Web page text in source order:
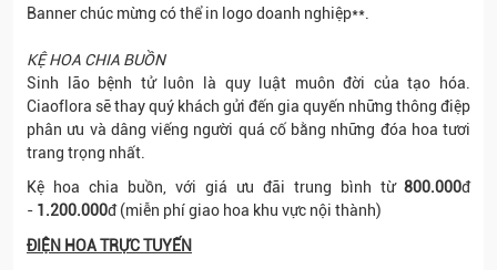
Banner chúc mừng có thể in logo doanh nghiệp**.
KỆ HOA CHIA BUỒN
Sinh lão bệnh tử luôn là quy luật muôn đời của tạo hóa.
Ciaoflora sẽ thay quý khách gửi đến gia quyến những thông điệp
phân ưu và dâng viếng người quá cố bằng những đóa hoa tươi
trang trọng nhất.
Kệ hoa chia buồn, với giá ưu đãi trung bình từ 800.000đ
- 1.200.000đ (miễn phí giao hoa khu vực nội thành)
ĐIỆN HOA TRỰC TUYẾN